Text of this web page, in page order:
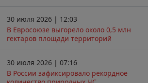
30 июля 2026 | 12:03
В Евросоюзе выгорело около 0,5 млн
гектаров площади территорий
30 июля 2026 | 07:16
В России зафиксировало рекордное